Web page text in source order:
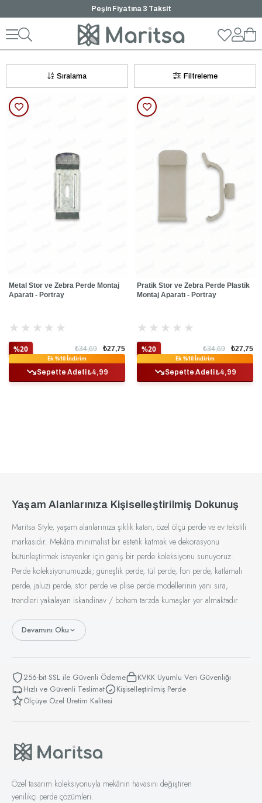
Peşin Fiyatına 3 Taksit
Stor Perde Montaj Aparatı
Filtreleme
Sıralama
Metal Stor ve Zebra Perde Montaj
Aparatı - Portray
★ ★ ★ ★ ★
₺27,75
₺34,69
%20
Ek %10 İndirim
Sepette Adeti ₺4,99
Pratik Stor ve Zebra Perde Plastik
Montaj Aparatı - Portray
★ ★ ★ ★ ★
₺27,75
₺34,69
%20
Ek %10 İndirim
Sepette Adeti ₺4,99
Yaşam Alanlarınıza Kişiselleştirilmiş Dokunuş
Maritsa Style, yaşam alanlarınıza şıklık katan, özel ölçü perde ve ev tekstili
markasıdır. Mekâna minimalist bir estetik katmak ve dekorasyonu
bütünleştirmek isteyenler için geniş bir perde koleksiyonu sunuyoruz.
Perde koleksiyonumuzda; güneşlik perde, tül perde, fon perde, katlamalı
perde, jaluzi perde, stor perde ve plise perde modellerinin yanı sıra,
trendleri yakalayan iskandinav / bohem tarzda kumaşlar yer almaktadır.
Devamını Oku
256-bit SSL ile Güvenli Ödeme
KVKK Uyumlu Veri Güvenliği
Hızlı ve Güvenli Teslimat
Kişiselleştirilmiş Perde
Ölçüye Özel Üretim Kalitesi
Özel tasarım koleksiyonuyla mekânın havasını değiştiren
yenilikçi perde çözümleri.